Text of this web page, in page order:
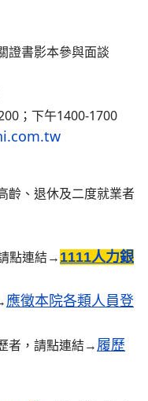
證書影本參與面談
；下午1400-1700
齡、退休及二度就業者
點連結→ 1111人力銀
應徵本院各類人員登
者，請點連結→ 履歷